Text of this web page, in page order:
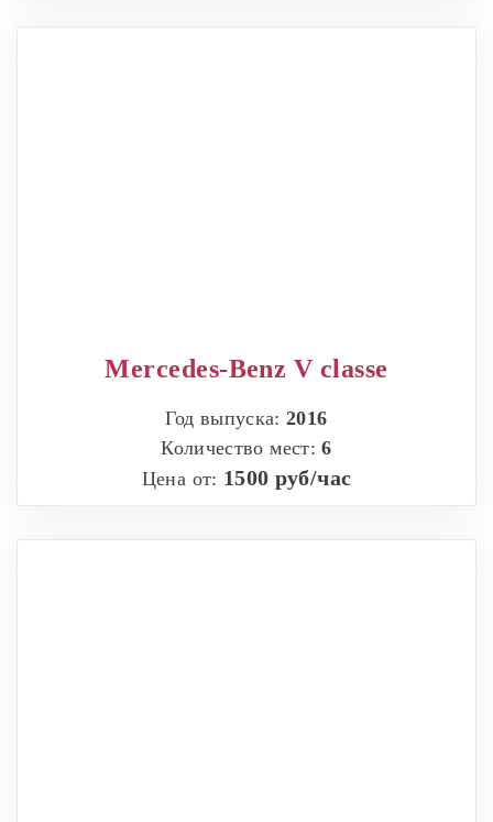
Mercedes-Benz V classe
Год выпуска:2016
Количество мест:6
Цена от: 1500 руб/час